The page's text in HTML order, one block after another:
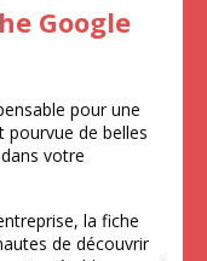
Google
pour une
pourvue de belles
votre
la fiche
de découvrir